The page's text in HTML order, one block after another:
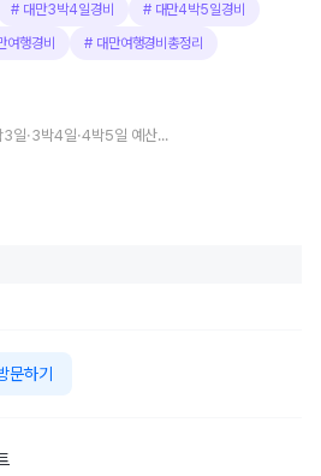
# 대만3박4일경비 # 대만4박5일경비
여행경비 # 대만여행경비총정리
대만 여행 경비 얼마나 들까? 2박3일·3박4일·4박5일 예산 총정리
문하기